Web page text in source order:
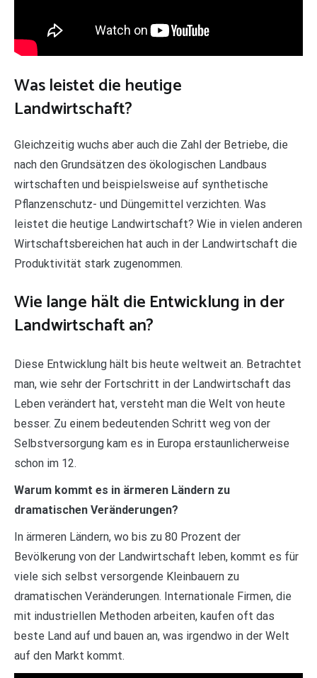
Was leistet die heutige
Landwirtschaft?
Gleichzeitig wuchs aber auch die Zahl der Betriebe, die
nach den Grundsätzen des ökologischen Landbaus
wirtschaften und beispielsweise auf synthetische
Pflanzenschutz- und Düngemittel verzichten. Was
leistet die heutige Landwirtschaft? Wie in vielen anderen
Wirtschaftsbereichen hat auch in der Landwirtschaft die
Produktivität stark zugenommen.
Wie lange hält die Entwicklung in der
Landwirtschaft an?
Diese Entwicklung hält bis heute weltweit an. Betrachtet
man, wie sehr der Fortschritt in der Landwirtschaft das
Leben verändert hat, versteht man die Welt von heute
besser. Zu einem bedeutenden Schritt weg von der
Selbstversorgung kam es in Europa erstaunlicherweise
schon im 12.
Warum kommt es in ärmeren Ländern zu
dramatischen Veränderungen?
In ärmeren Ländern, wo bis zu 80 Prozent der
Bevölkerung von der Landwirtschaft leben, kommt es für
viele sich selbst versorgende Kleinbauern zu
dramatischen Veränderungen. Internationale Firmen, die
mit industriellen Methoden arbeiten, kaufen oft das
beste Land auf und bauen an, was irgendwo in der Welt
auf den Markt kommt.